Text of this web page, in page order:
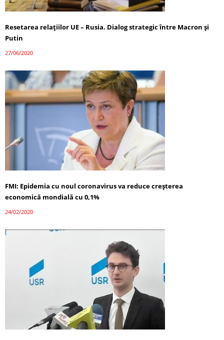
Resetarea relațiilor UE – Rusia. Dialog strategic între Macron și
Putin
27/06/2020
FMI: Epidemia cu noul coronavirus va reduce creșterea
economică mondială cu 0,1%
24/02/2020